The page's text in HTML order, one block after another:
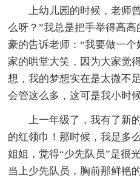
上幼儿园的时候，老师
么呀？”我总是把手举得高
豪的告诉老师：“我要做一
家的哄堂大笑，因为大家觉
想，我的梦想实在是太微不
会管这么多，这可是我小时
上一年级了，我有了新
的红领巾！那时候，我是多
姐姐，觉得“少先队员”是很
当上少先队员，胸前那鲜艳